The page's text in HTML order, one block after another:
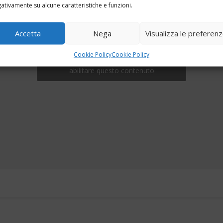
su alcune caratteristiche e funzioni.
Accetta Nega Visualizza le
Cookie PolicyCookie Policy
Fai clic per accettare i cookie marketing e
abilitare questo contenuto